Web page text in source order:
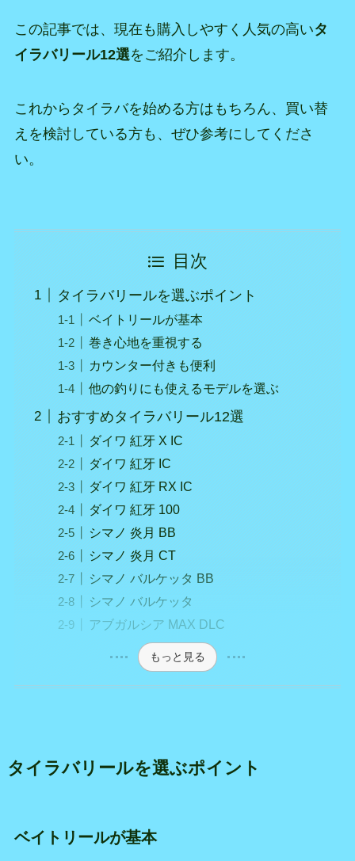
この記事では、現在も購入しやすく人気の高いタ
イラバリール12選をご紹介します。
これからタイラバを始める方はもちろん、買い替
えを検討している方も、ぜひ参考にしてくださ
い。
目次
タイラバリールを選ぶポイント
ベイトリールが基本
巻き心地を重視する
カウンター付きも便利
他の釣りにも使えるモデルを選ぶ
おすすめタイラバリール12選
ダイワ 紅牙 X IC
ダイワ 紅牙 IC
ダイワ 紅牙 RX IC
ダイワ 紅牙 100
シマノ 炎月 BB
シマノ 炎月 CT
シマノ バルケッタ BB
シマノ バルケッタ
アブガルシア MAX DLC
もっと見る
タイラバリールを選ぶポイント
ベイトリールが基本